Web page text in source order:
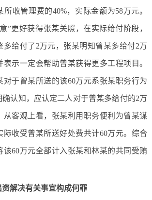
收管理费的40%，实际金额为58万元。
”更好获得张某关照，在实际给付阶段，
多给付了2万元，张某明知曾某多给付2万
表示一定会帮助曾某获得更多工程项目。
对于曾某所送的该60万元系张某职务行为
认知，应认定二人对于曾某多给付的2万
从客观上看，张某利用职务便利为曾某谋
际收受曾某所送好处费共计60万元。综合
该60万元全部计入张某和林某的共同受贿
解决有关事宜构成何罪